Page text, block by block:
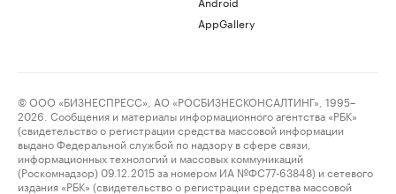
AppGallery
© ООО «БИЗНЕСПРЕСС», АО «РОСБИЗНЕСКОНСАЛТИНГ», 1995–
2026. Сообщения и материалы информационного агентства «РБК»
(свидетельство о регистрации средства массовой информации
выдано Федеральной службой по надзору в сфере связи,
информационных технологий и массовых коммуникаций
(Роскомнадзор) 09.12.2015 за номером ИА №ФС77-63848) и сетевого
издания «РБК» (свидетельство о регистрации средства массовой